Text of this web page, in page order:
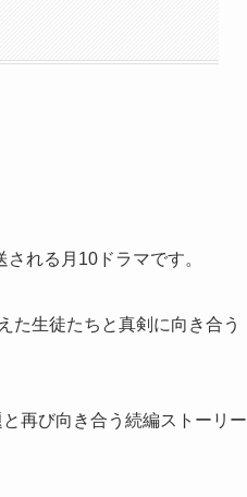
れる月10ドラマです。
た生徒たちと真剣に向き合う
再び向き合う続編ストーリー